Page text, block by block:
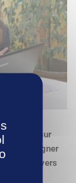
sur
accompagner
ligne et vers